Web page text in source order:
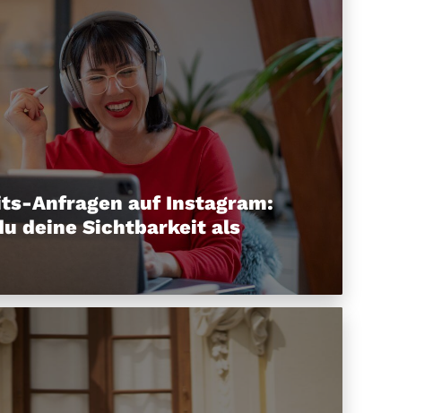
Anfragen auf Instagram:
deine Sichtbarkeit als